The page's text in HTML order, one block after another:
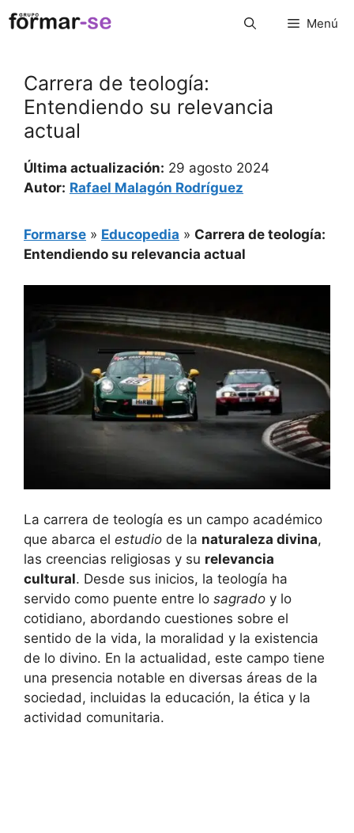
Saltar
al
Menú
Carrera de teología:
Entendiendo su relevancia
actual
Última actualización: 29 agosto 2024
Autor: Rafael Malagón Rodríguez
Formarse » Educopedia » Carrera de teología:
Entendiendo su relevancia actual
La carrera de teología es un campo académico
que abarca el estudio de la naturaleza divina,
las creencias religiosas y su relevancia
cultural. Desde sus inicios, la teología ha
servido como puente entre lo sagrado y lo
cotidiano, abordando cuestiones sobre el
sentido de la vida, la moralidad y la existencia
de lo divino. En la actualidad, este campo tiene
una presencia notable en diversas áreas de la
sociedad, incluidas la educación, la ética y la
actividad comunitaria.